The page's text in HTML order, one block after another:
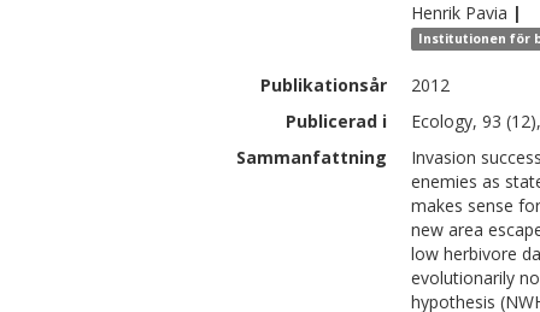
Henrik Pavia |
Institutionen för
Publikationsår
2012
Publicerad i
Ecology, 93
Sammanfattning
Invasion
enemies as
makes sense
new area
low herbivore
evolutionarily
hypothesis